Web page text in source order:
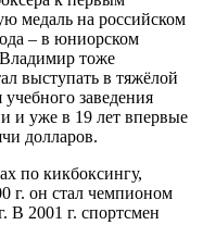
медаль на российском
– в юниорском
тоже
выступать в тяжёлой
заведения
и уже в 19 лет впервые
долларов.
по кикбоксингу,
г. он стал чемпионом
В 2001 г. спортсмен